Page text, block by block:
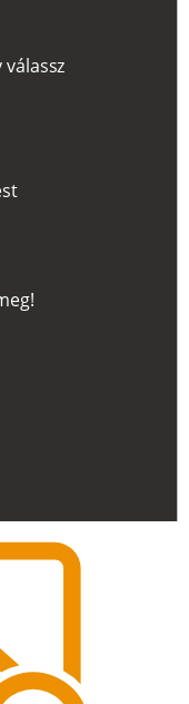
válassz
st
eg!